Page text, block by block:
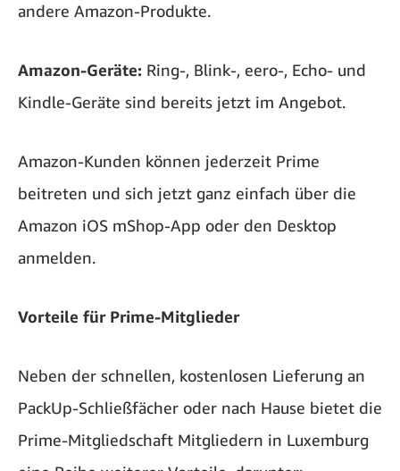
andere Amazon-Produkte.
Amazon-Geräte: Ring-, Blink-, eero-, Echo- und
Kindle-Geräte sind bereits jetzt im Angebot.
Amazon-Kunden können jederzeit Prime
beitreten und sich jetzt ganz einfach über die
Amazon iOS mShop-App oder den Desktop
anmelden.
Vorteile für Prime-Mitglieder
Neben der schnellen, kostenlosen Lieferung an
PackUp-Schließfächer oder nach Hause bietet die
Prime-Mitgliedschaft Mitgliedern in Luxemburg